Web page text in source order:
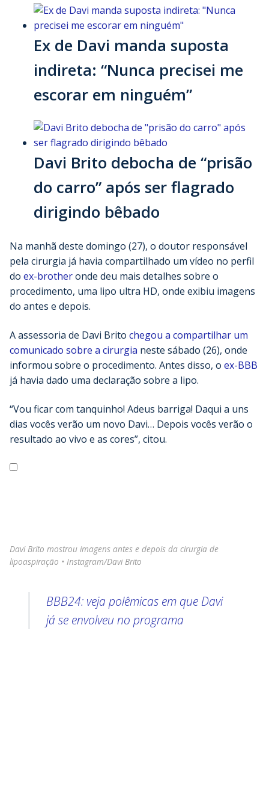
Ex de Davi manda suposta
indireta: “Nunca precisei me
escorar em ninguém”
Davi Brito debocha de “prisão
do carro” após ser flagrado
dirigindo bêbado
Na manhã deste domingo (27), o doutor responsável
pela cirurgia já havia compartilhado um vídeo no perfil
do ex-brotheronde deu mais detalhes sobre o
procedimento, uma lipo ultra HD, onde exibiu imagens
do antes e depois.
A assessoria de Davi Brito chegou a compartilhar um
comunicado sobre a cirurgia neste sábado (26), onde
informou sobre o procedimento. Antes disso, o ex-BBB
já havia dado uma declaração sobre a lipo.
“Vou ficar com tanquinho! Adeus barriga! Daqui a uns
dias vocês verão um novo Davi… Depois vocês verão o
resultado ao vivo e as cores”, citou.
Davi Brito mostrou imagens antes e depois da cirurgia de
lipoaspiração • Instagram/Davi Brito
BBB24: veja polêmicas em que Davi
já se envolveu no programa